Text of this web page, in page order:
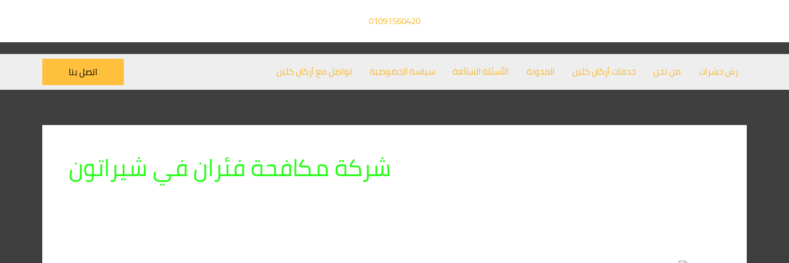
01091560420
رش حشرات من نحن خدمات أركان كلين المدونة الأسئلة الشائعة سياسة الخصوصية تواصل مع أركان كلين اتصل بنا
شركة مكافحة فئران في شيراتون